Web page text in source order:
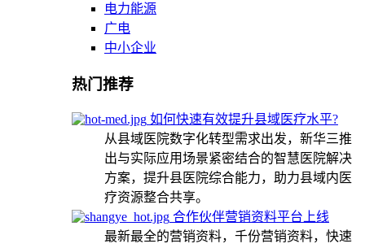
电力能源
广电
中小企业
热门推荐
如何快速有效提升县域医疗水平?
从县域医院数字化转型需求出发，新华三推
出与实际应用场景紧密结合的智慧医院解决
方案，提升县医院综合能力，助力县域内医
疗资源整合共享。
合作伙伴营销资料平台上线
最新最全的营销资料，千份营销资料，快速